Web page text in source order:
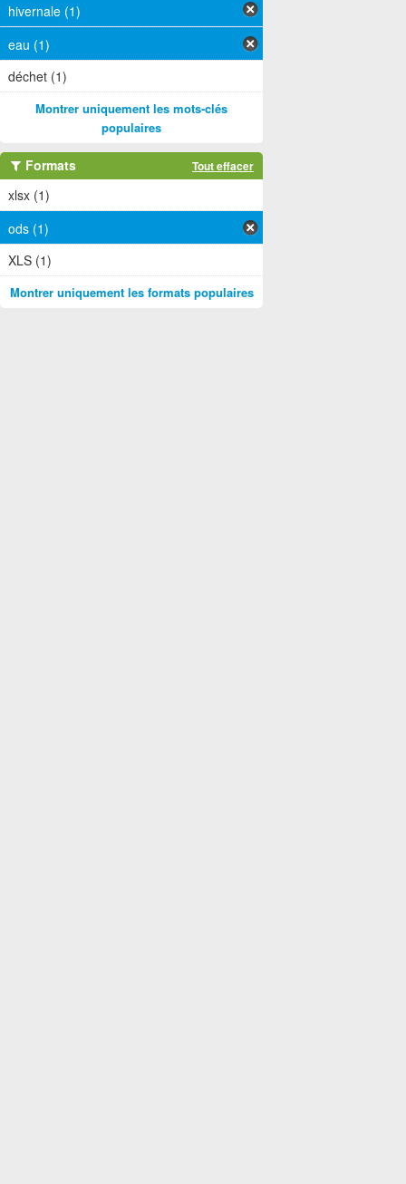
hivernale (1)
eau (1)
déchet (1)
Montrer uniquement les mots-clés
populaires
Formats Tout effacer
xlsx (1)
ods (1)
XLS (1)
Montrer uniquement les formats populaires